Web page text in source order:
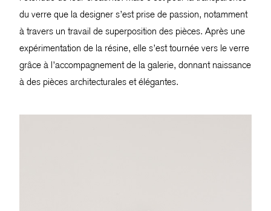
du verre que la designer s’est prise de passion, notamment
à travers un travail de superposition des pièces. Après une
expérimentation de la résine, elle s’est tournée vers le verre
grâce à l’accompagnement de la galerie, donnant naissance
à des pièces architecturales et élégantes.